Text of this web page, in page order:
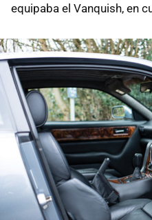
equipaba el Vanquish, en